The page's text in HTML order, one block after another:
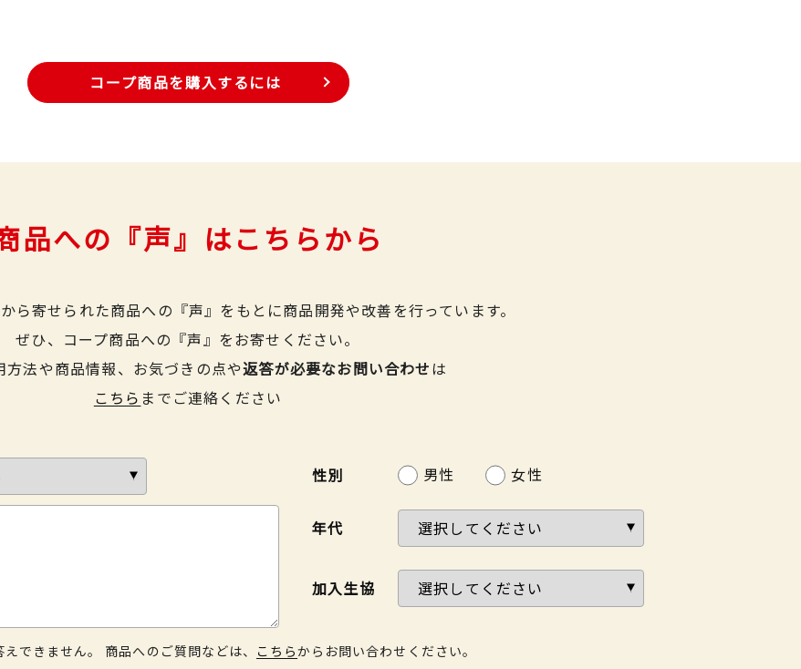
コープ商品を購入するには
品への『声』はこちらから
ら寄せられた商品への『声』をもとに商品開発や改善を行っています。
ぜひ、コープ商品への『声』をお寄せください。
方法や商品情報、お気づきの点や返答が必要なお問い合わせは
こちら までご連絡ください
性別 男性 女性
年代
加入生協
できません。 商品へのご質問などは、 こちらからお問い合わせください。